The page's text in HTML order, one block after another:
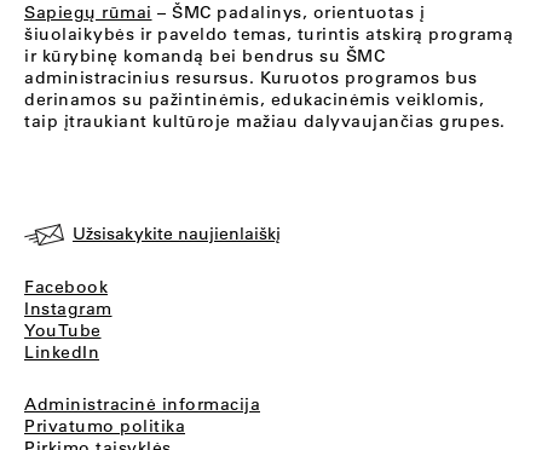
Sapiegų rūmai – ŠMC padalinys, orientuotas į
šiuolaikybės ir paveldo temas, turintis atskirą programą
ir kūrybinę komandą bei bendrus su ŠMC
administracinius resursus. Kuruotos programos bus
derinamos su pažintinėmis, edukacinėmis veiklomis,
taip įtraukiant kultūroje mažiau dalyvaujančias grupes.
Užsisakykite naujienlaiškį
Facebook
Instagram
YouTube
LinkedIn
Administracinė informacija
Privatumo politika